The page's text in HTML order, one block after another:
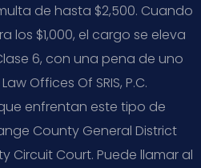
de hasta $2,500. Cuando
los $1,000, el cargo se eleva
6, con una pena de uno
Offices Of SRIS, P.C.
enfrentan este tipo de
County General District
Circuit Court. Puede llamar al